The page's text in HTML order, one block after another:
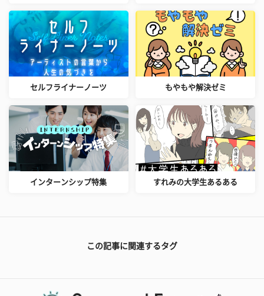
セルフライナーノーツ もやもや解決ゼミ
インターンシップ特集 すれみの大学生あるある
この記事に関連するタグ